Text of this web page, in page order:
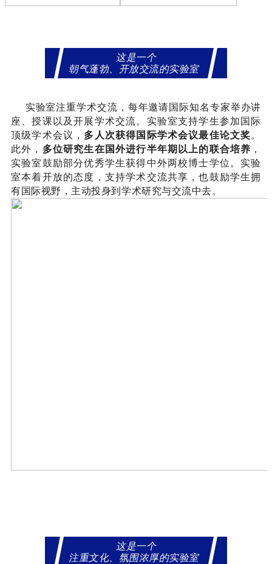
这是一个
朝气蓬勃、开放交流的实验室
实验室注重学术交流，每年邀请国际知名专家举办讲
座、授课以及开展学术交流。实验室支持学生参加国际
顶级学术会议， 多人次获得国际学术会议最佳论文奖。
此外， 多位研究生在国外进行半年期以上的联合培养 ，
实验室鼓励部分优秀学生获得中外两校博士学位。实验
室本着开放的态度，支持学术交流共享，也鼓励学生拥
有国际视野，主动投身到学术研究与交流中去。
这是一个
注重文化、氛围浓厚的实验室